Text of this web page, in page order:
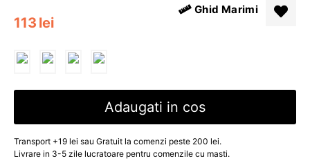
113 lei
Ghid Marimi
Adaugati in cos
Transport +19 lei sau Gratuit la comenzi peste 200 lei.
Livrare in 3-5 zile lucratoare pentru comenzile cu masti.